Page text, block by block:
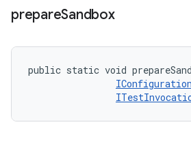
prepareSandbox
public static void
IConfiguration